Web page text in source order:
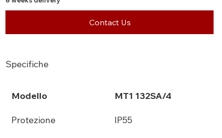
Contact Us
Specifiche
Modello MT1 132SA/4
Protezione IP55